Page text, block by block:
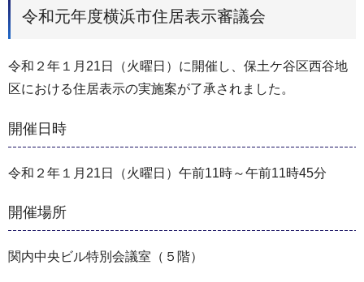
令和元年度横浜市住居表示審議会
令和２年１月21日（火曜日）に開催し、保土ケ谷区西谷地
区における住居表示の実施案が了承されました。
開催日時
令和２年１月21日（火曜日）午前11時～午前11時45分
開催場所
関内中央ビル特別会議室（５階）